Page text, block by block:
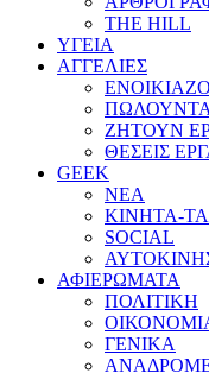
THE HILL
ΥΓΕΙΑ
ΑΓΓΕΛΙΕΣ
ΖΗΤΟΥΝ
ΘΕΣΕΙΣ
GEEK
ΝΕΑ
ΚΙΝΗΤΑ-
SOCIAL
ΑΦΙΕΡΩΜΑΤΑ
ΠΟΛΙΤΙΚΗ
ΓΕΝΙΚΑ